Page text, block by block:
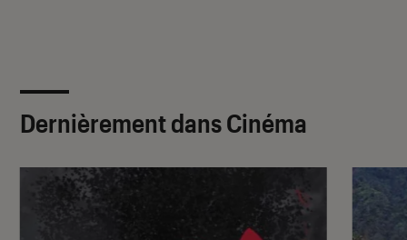
Dernièrement dans Cinéma